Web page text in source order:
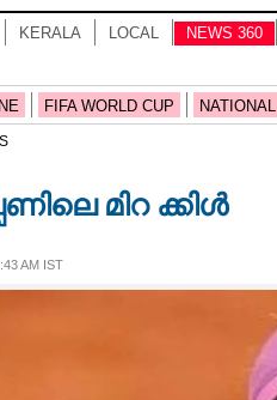
KERALA LOCAL NEWS 360
FIFA WORLD CUP NATIONAL
മിറ ക്കിൾ
AM IST